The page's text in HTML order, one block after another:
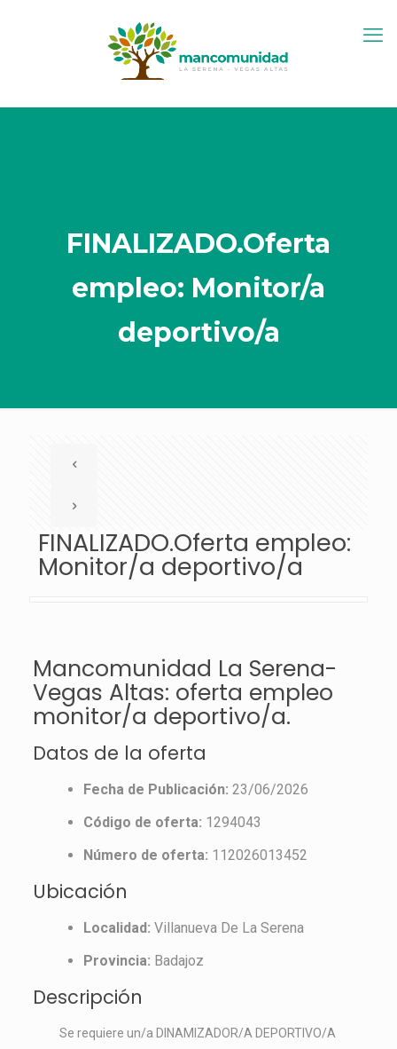
FINALIZADO.Oferta
empleo: Monitor/a
deportivo/a
FINALIZADO.Oferta empleo:
Monitor/a deportivo/a
Mancomunidad La Serena-
Vegas Altas: oferta empleo
monitor/a deportivo/a.
Datos de la oferta
Fecha de Publicación:23/06/2026
Código de oferta: 1294043
Número de oferta: 112026013452
Ubicación
Localidad:Villanueva De La Serena
Provincia: Badajoz
Descripción
Se requiere un/a DINAMIZADOR/A DEPORTIVO/A